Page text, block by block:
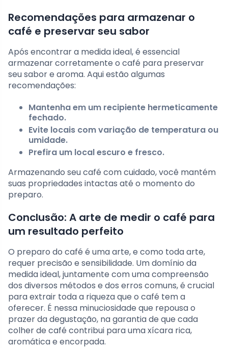
Recomendações para armazenar o
café e preservar seu sabor
Após encontrar a medida ideal, é essencial
armazenar corretamente o café para preservar
seu sabor e aroma. Aqui estão algumas
recomendações:
Mantenha em um recipiente hermeticamente
fechado.
Evite locais com variação de temperatura ou
umidade.
Prefira um local escuro e fresco.
Armazenando seu café com cuidado, você mantém
suas propriedades intactas até o momento do
preparo.
Conclusão: A arte de medir o café para
um resultado perfeito
O preparo do café é uma arte, e como toda arte,
requer precisão e sensibilidade. Um domínio da
medida ideal, juntamente com uma compreensão
dos diversos métodos e dos erros comuns, é crucial
para extrair toda a riqueza que o café tem a
oferecer. É nessa minuciosidade que repousa o
prazer da degustação, na garantia de que cada
colher de café contribui para uma xícara rica,
aromática e encorpada.